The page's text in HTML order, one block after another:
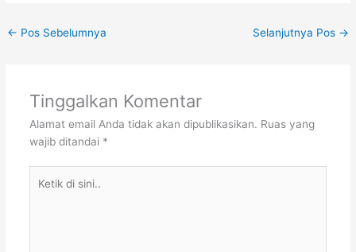
← Pos Sebelumnya Selanjutnya Pos →
Tinggalkan Komentar
Alamat email Anda tidak akan dipublikasikan. Ruas yang
wajib ditandai *